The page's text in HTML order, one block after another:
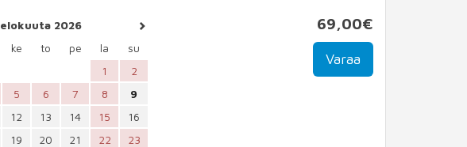
elokuuta 2026
ke to pe la
su
1
2
5 6 7 8
9
12 13 14 15
16
19 20 21 22
23
69,00€